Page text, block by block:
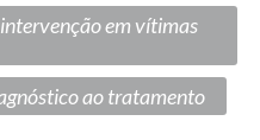
em vítimas
ao tratamento